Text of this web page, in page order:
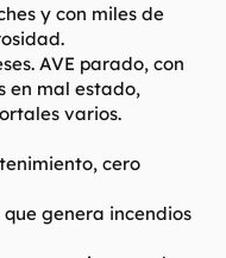
y con miles de
AVE parado, con
en mal estado,
varios.
cero
genera incendios